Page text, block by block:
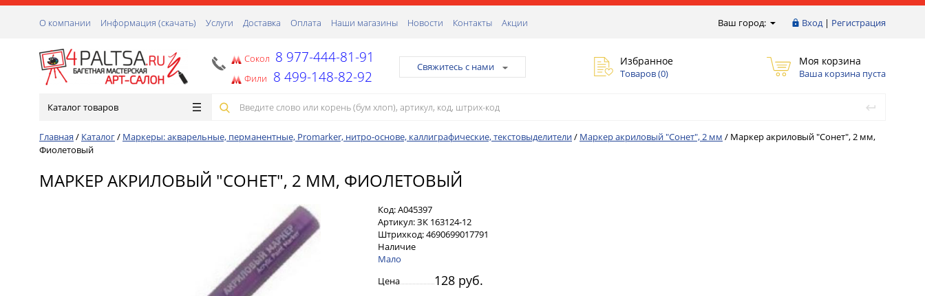
Ваш город: Вход| Регистрация
О компании Информация (скачать) Услуги Доставка Оплата Наши магазины Новости Контакты Акции
Сокол 8 977-444-81-91
Фили 8 499-148-82-92
Свяжитесь с нами Избранное
Товаров (0)
Моя корзина
Ваша корзина пуста
Каталог товаров
Главная / Каталог/ Маркеры: акварельные, перманентные, Promarker, нитро-основе, каллиграфические, текстовыделители/ Маркер акриловый "Сонет", 2 мм / Маркер акриловый "Сонет", 2 мм,
Фиолетовый
МАРКЕР АКРИЛОВЫЙ "СОНЕТ", 2 ММ, ФИОЛЕТОВЫЙ
Код:А045397
Артикул:ЗК 163124-12
Штрихкод:4690699017791
Наличие
Мало
Цена
128 руб.